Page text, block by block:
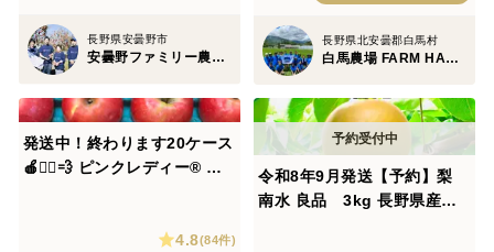
長野県安曇野市
安曇野ファミリー農産 果物部門4年連続1位&殿堂入り&りんごグランプリ2025最高金賞1位 信州りんご 幻のりんご
長野県北安曇郡白馬村
白馬農場 FARM HAKUBA
発送中！終わります20ケース
🍎🏃‍♀️💨 ピンクレディー®︎ 家
ンゴ 予約 希少 旬 小キズあり
4.8(84件)
令和8年9月発送【予約】梨
南水 良品 3kg 長野県産